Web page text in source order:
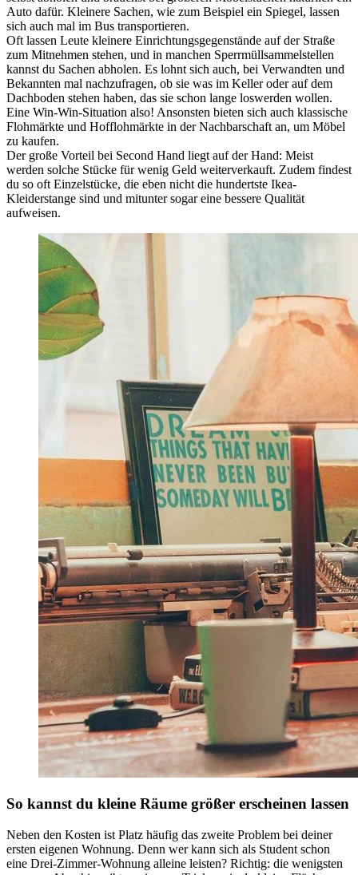
Auto dafür. Kleinere Sachen, wie zum Beispiel ein Spiegel, lassen
sich auch mal im Bus transportieren.
Oft lassen Leute kleinere Einrichtungsgegenstände auf der Straße
zum Mitnehmen stehen, und in manchen Sperrmüllsammelstellen
kannst du Sachen abholen. Es lohnt sich auch, bei Verwandten und
Bekannten mal nachzufragen, ob sie was im Keller oder auf dem
Dachboden stehen haben, das sie schon lange loswerden wollen.
Eine Win-Win-Situation also! Ansonsten bieten sich auch klassische
Flohmärkte und Hofflohmärkte in der Nachbarschaft an, um Möbel
zu kaufen.
Der große Vorteil bei Second Hand liegt auf der Hand: Meist
werden solche Stücke für wenig Geld weiterverkauft. Zudem findest
du so oft Einzelstücke, die eben nicht die hundertste Ikea-
Kleiderstange sind und mitunter sogar eine bessere Qualität
aufweisen.
So kannst du kleine Räume größer erscheinen lassen
Neben den Kosten ist Platz häufig das zweite Problem bei deiner
ersten eigenen Wohnung. Denn wer kann sich als Student schon
eine Drei-Zimmer-Wohnung alleine leisten? Richtig: die wenigsten